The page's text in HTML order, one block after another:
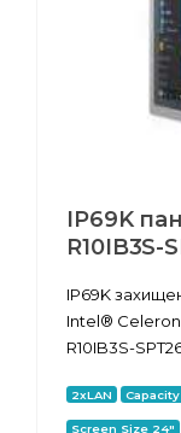
IP69K
R10IB3S-
IP69K
Intel® Celeron
R10IB3S-
2xLAN
Screen Size 24"